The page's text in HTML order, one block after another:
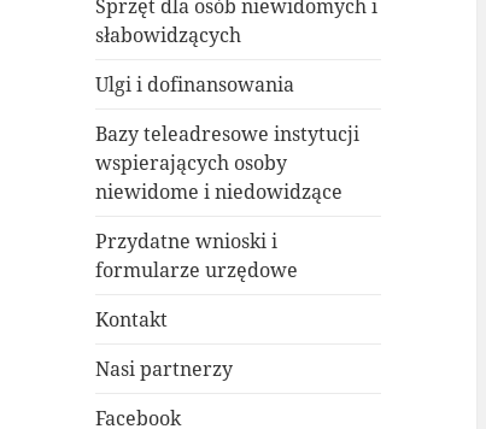
Sprzęt dla osób niewidomych i
słabowidzących
Ulgi i dofinansowania
Bazy teleadresowe instytucji
wspierających osoby
niewidome i niedowidzące
Przydatne wnioski i
formularze urzędowe
Kontakt
Nasi partnerzy
Facebook